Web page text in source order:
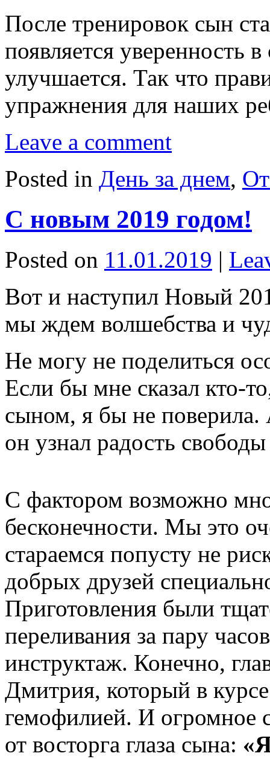
После тренировок сын
появляется уверенность
улучшается. Так что
упражнения для наших
Leave a comment
Posted in День за днем,
С новым 2019 годом!
Posted on 11.01.2019 |
Вот и наступил Новый
мы ждем волшебства и
Не могу не поделиться
Если бы мне сказал кто-
сыном, я бы не поверила.
он узнал радость
С фактором возможно
бесконечности. Мы это
стараемся попусту не
добрых друзей
Приготовления были
переливания за пару
инструктаж. Конечно,
Дмитрия, который в
гемофилией. И огромное
от восторга глаза сына: